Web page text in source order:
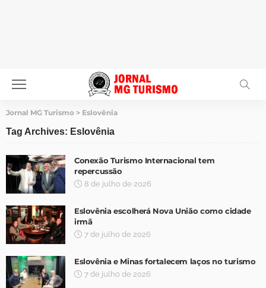
Jornal MG Turismo > Eslovênia
Tag Archives: Eslovênia
Conexão Turismo Internacional tem
repercussão
8 de julho de 2026
Eslovênia escolherá Nova União como cidade
irmã
7 de julho de 2026
Eslovênia e Minas fortalecem laços no turismo
7 de julho de 2026